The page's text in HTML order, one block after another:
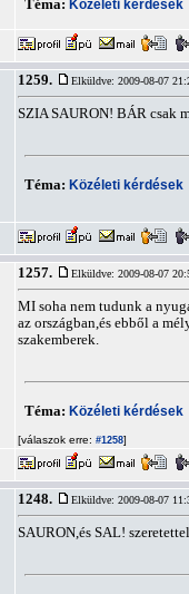
Téma: Közéleti kérdések
1259. Elküldve: 2009-08-07
SZIA SAURON! BÁR csak
Téma: Közéleti kérdések
1257. Elküldve: 2009-08-07
MI soha nem tudunk a
az országban,és ebből a
szakemberek.
Téma: Közéleti kérdések
[válaszok erre: #1258]
1248. Elküldve: 2009-08-07
SAURON,és SAL!